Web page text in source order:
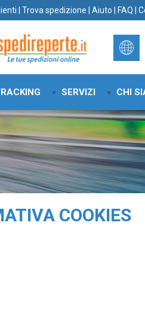
Trova spedizione Aiuto FAQ
SERVIZI CHI
COOKIES